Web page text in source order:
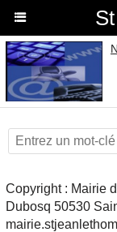
Copyright : Mairie
Dubosq 50530